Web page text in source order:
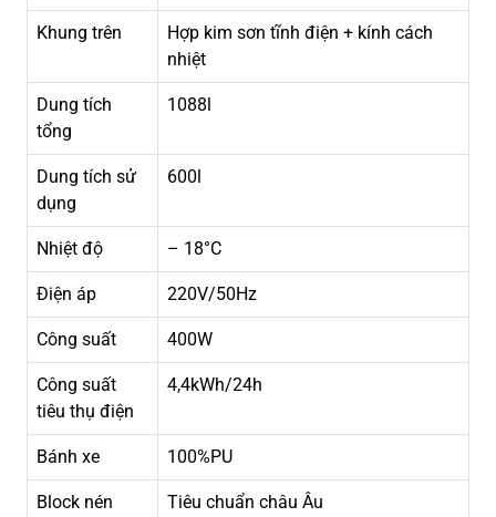
Khung trên
Hợp kim sơn tĩnh điện + kính cách
nhiệt
Dung tích
tổng
1088l
Dung tích sử
dụng
600l
Nhiệt độ – 18°C
Điện áp 220V/50Hz
Công suất 400W
Công suất
tiêu thụ điện
4,4kWh/24h
Bánh xe 100%PU
Block nén Tiêu chuẩn châu Âu